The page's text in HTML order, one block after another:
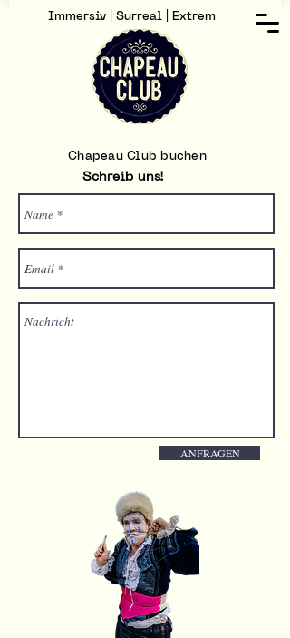
Immersiv | Surreal | Extrem
Chapeau Club buchen
Schreib uns!
ANFRAGEN